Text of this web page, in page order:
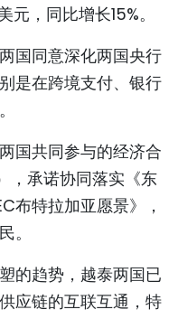
，同比增长15%。
国同意深化两国央行
是在跨境支付、银行
国共同参与的经济合
，承诺协同落实《东
布特拉加亚愿景》，
。
的趋势，越泰两国已
应链的互联互通，特